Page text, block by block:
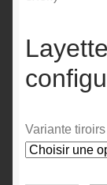
Variante tiroirs